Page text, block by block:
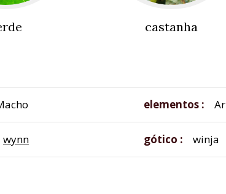
castanha
elementos Ar
wynn gótico winja